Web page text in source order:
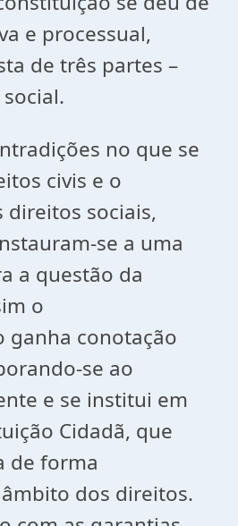
e processual,
de três partes –
no que se
civis e o
direitos sociais,
se a uma
a questão da
o
ganha conotação
se ao
e se institui em
Cidadã, que
de forma
dos direitos.